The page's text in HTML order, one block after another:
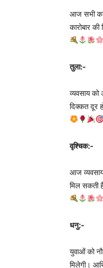
आज सभी
कारोबार
तुला:-
व्यवसाय
दिक्कत दूर
वृश्चिक:-
आज
मिल सकती
धनु:-
युवाओं को
मिलेगी।